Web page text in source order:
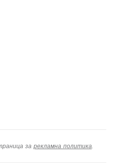
за рекламна политика.